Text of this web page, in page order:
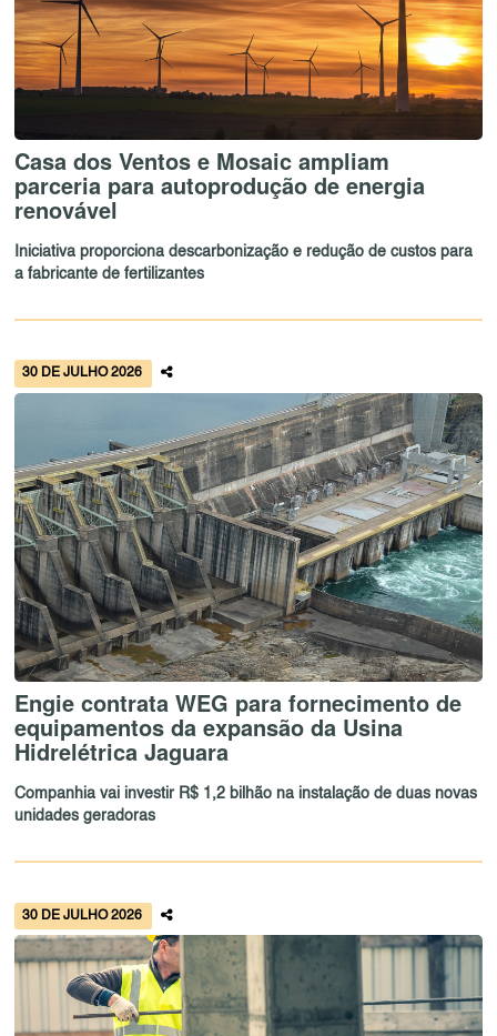
Casa dos Ventos e Mosaic ampliam
parceria para autoprodução de energia
renovável
Iniciativa proporciona descarbonização e redução de custos para
a fabricante de fertilizantes
30 DE JULHO 2026
Engie contrata WEG para fornecimento de
equipamentos da expansão da Usina
Hidrelétrica Jaguara
Companhia vai investir R$ 1,2 bilhão na instalação de duas novas
unidades geradoras
30 DE JULHO 2026